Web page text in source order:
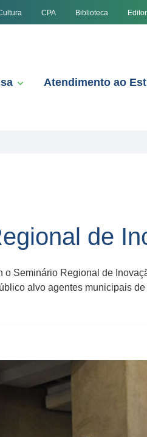
CPA Biblioteca
Atendimento ao
de
Seminário Regional de
alvo agentes municipais